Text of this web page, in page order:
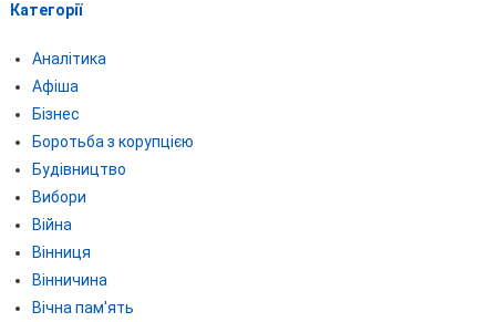
Категорії
Аналітика
Афіша
Бізнес
Боротьба з корупцією
Будівництво
Вибори
Війна
Вінниця
Вінничина
Вічна пам'ять